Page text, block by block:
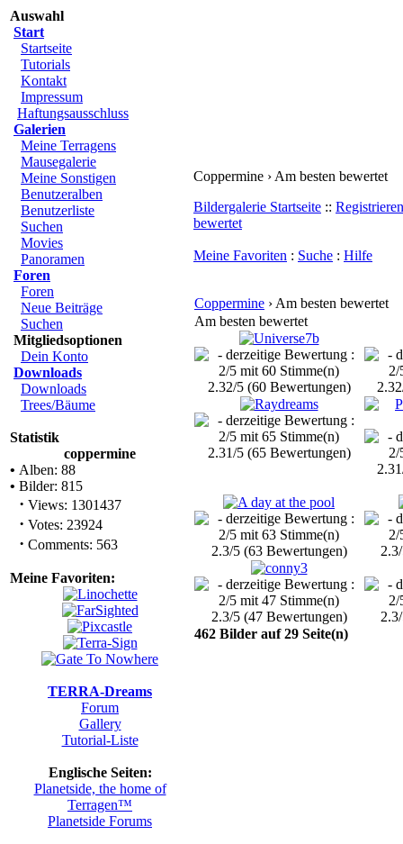
Auswahl
Start
Startseite
Tutorials
Kontakt
Impressum
Haftungsausschluss
Galerien
Meine Terragens
Mausegalerie
Meine Sonstigen
Benutzeralben
Benutzerliste
Suchen
Movies
Panoramen
Foren
Foren
Neue Beiträge
Suchen
Mitgliedsoptionen
Dein Konto
Downloads
Downloads
Trees/Bäume
Statistik
coppermine
• Alben: 88
• Bilder: 815
· Views: 1301437
· Votes: 23924
· Comments: 563
Meine Favoriten:
TERRA-Dreams
Forum
Gallery
Tutorial-Liste
Englische Seiten:
Planetside, the home of
Terragen™
Planetside Forums
Coppermine › Am besten bewertet
Bildergalerie Startseite :: Registrieren
bewertet
Meine Favoriten : Suche : Hilfe
Coppermine › Am besten bewertet
Am besten bewertet
2.32/5 (60 Bewertungen)
2.31/5 (65 Bewertungen)
2.3/5 (63 Bewertungen)
2.3/5 (47 Bewertungen)
462 Bilder auf 29 Seite(n)